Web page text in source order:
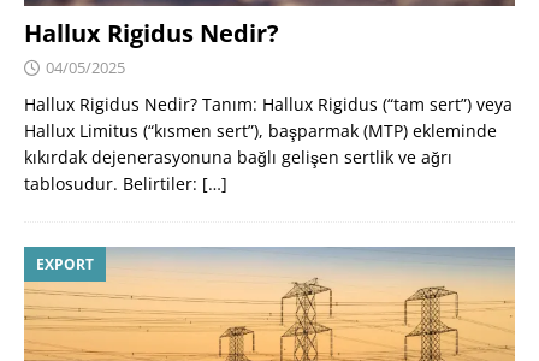
Hallux Rigidus Nedir?
04/05/2025
Hallux Rigidus Nedir? Tanım: Hallux Rigidus (“tam sert”) veya
Hallux Limitus (“kısmen sert”), başparmak (MTP) ekleminde
kıkırdak dejenerasyonuna bağlı gelişen sertlik ve ağrı
tablosudur. Belirtiler: […]
EXPORT